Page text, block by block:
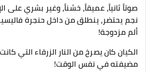
صوتاً ثانياً، عميقاً، خشناً، وغير بشري على
نجم يحتضر، ينطلق من داخل حنجرة
ألم مزدوجة!
​الكيان كان يصرخ من النار الزرقاء التي
مضيفته في نفس الوقت!